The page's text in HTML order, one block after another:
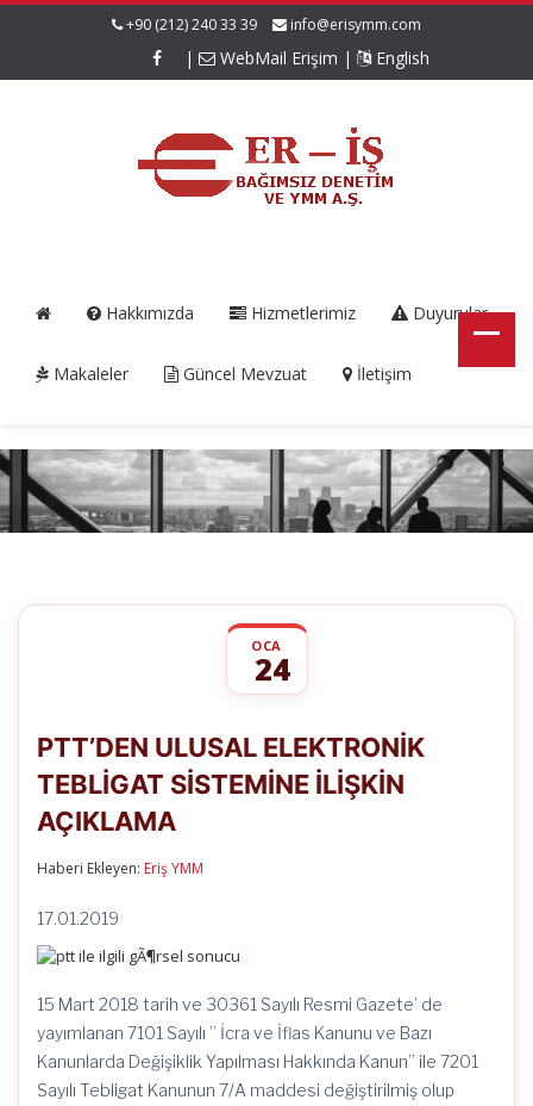
+90 (212) 240 33 39 info@erisymm.com
| WebMail Erişim | English
Hakkımızda Hizmetlerimiz Duyurular
Makaleler Güncel Mevzuat İletişim
OCA
24
ELEKTRONİK
TEBLİGAT
SİSTEMİNE
PTT’DEN ULUSAL ELEKTRONİK
TEBLİGAT SİSTEMİNE İLİŞKİN
AÇIKLAMA
Haberi Ekleyen: Eriş YMM
17.01.2019
​15 Mart 2018 tarih ve 30361 Sayılı Resmi Gazete’ de
yayımlanan 7101 Sayılı ” İcra ve İflas Kanunu ve Bazı
Kanunlarda Değişiklik Yapılması Hakkında Kanun” ile 7201
Sayılı Tebligat Kanunun 7/A maddesi değiştirilmiş olup